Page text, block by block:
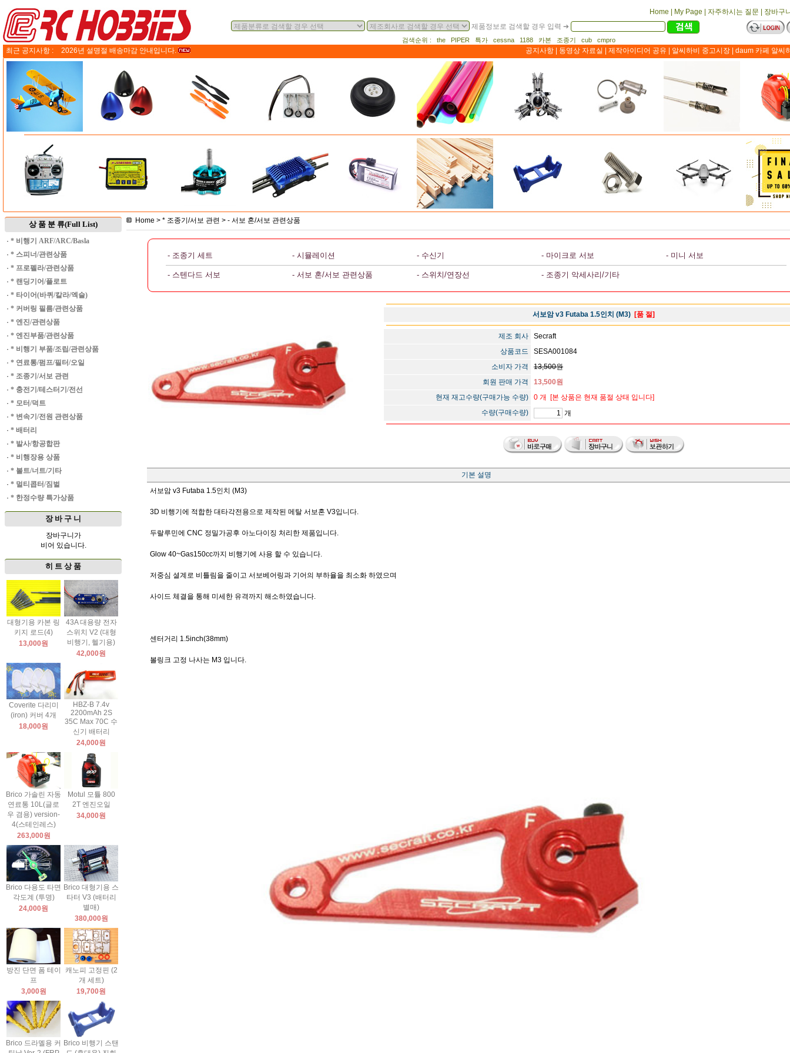
Home My Page 자주하시는 질문
장바구
제품정보로 검색할 경우 입력 ➔
검색순위 : the PIPER 특가 cessna 1188 카본 조종기 cub cmpro
최근 공지사항 : 2026년 설명절 배송마감 안내입니다. 공지사항 동영상 자료실 제작아이디어 공유 알씨하비 중고시장 daum 카페 알씨
상 품 분 류(Full List)
· * 비행기 ARF/ARC/Basla
· * 스피너/관련상품
· * 프로펠라/관련상품
· * 랜딩기어/플로트
· * 타이어(바퀴/칼라/엑슬)
· * 커버링 필름/관련상품
· * 엔진/관련상품
· * 엔진부품/관련상품
· * 비행기 부품/조립/관련상품
· * 연료통/펌프/필터/오일
· * 조종기/서보 관련
· * 충전기/테스터기/전선
· * 모터/덕트
· * 변속기/전원 관련상품
· * 배터리
· * 발사/항공합판
· * 비행장용 상품
· * 볼트/너트/기타
· * 멀티콥터/짐벌
· * 한정수량 특가상품
장 바 구 니
장바구니가
비어 있습니다.
히 트 상 품
대형기용 카본 링
키지 로드(4)
13,000원
43A 대용량 전자
스위치 V2 (대형
비행기, 헬기용)
42,000원
Coverite 다리미
(iron) 커버 4개
18,000원
HBZ-B 7.4v
2200mAh 2S
35C Max 70C 수
신기 배터리
24,000원
Brico 가솔린 자동
연료통 10L(글로
우 겸용) version-
4(스테인레스)
263,000원
Motul 모튤 800
2T 엔진오일
34,000원
Brico 다용도 타면
각도계 (투명)
24,000원
Brico 대형기용 스
타터 V3 (배터리
별매)
380,000원
방진 단면 폼 테이
프
3,000원
캐노피 고정핀 (2
개 세트)
19,700원
Brico 드라멜용 커
Brico 비행기 스탠
Home > * 조종기/서보 관련 > - 서보 혼/서보 관련상품
- 조종기 세트 - 시뮬레이션 - 수신기 - 마이크로 서보 - 미니 서보
- 스텐다드 서보 - 서보 혼/서보 관련상품 - 스위치/연장선 - 조종기 악세사리/기타
서보암 v3 Futaba 1.5인치 (M3) [품 절]
제조 회사
Secraft
상품코드
SESA001084
소비자 가격
13,500원
회원 판매 가격
13,500원
현재 재고수량(구매가능 수량)
0 개
[본 상품은 현재 품절 상태 입니다]
수량(구매수량)
개
기본 설명
서보암 v3 Futaba 1.5인치 (M3)
3D 비행기에 적합한 대타각전용으로 제작된 메탈 서보혼 V3입니다.
두랄루민에 CNC 정밀가공후 아노다이징 처리한 제품입니다.
Glow 40~Gas150cc까지 비행기에 사용 할 수 있습니다.
저중심 셜계로 비틀림을 줄이고 서보베어링과 기어의 부하율을 최소화 하였으며
사이드 체결을 통해 미세한 유격까지 해소하였습니다.
센터거리 1.5inch(38mm)
볼링크 고정 나사는 M3 입니다.